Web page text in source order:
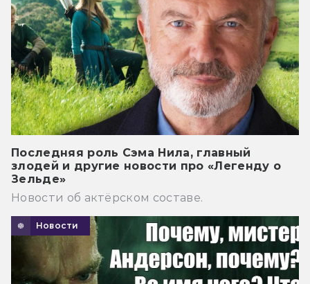
Последняя роль Сэма Нила, главный
злодей и другие новости про «Легенду о
Зельде»
Новости об актёрском составе.
Новости